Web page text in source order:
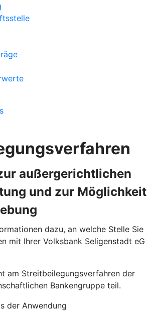
außergerichtlichen
und zur Möglichkeit
dazu, an welche Stelle Sie
mit Ihrer Volksbank Seligenstadt eG
am Streitbeilegungsverfahren der
Bankengruppe teil.
der Anwendung